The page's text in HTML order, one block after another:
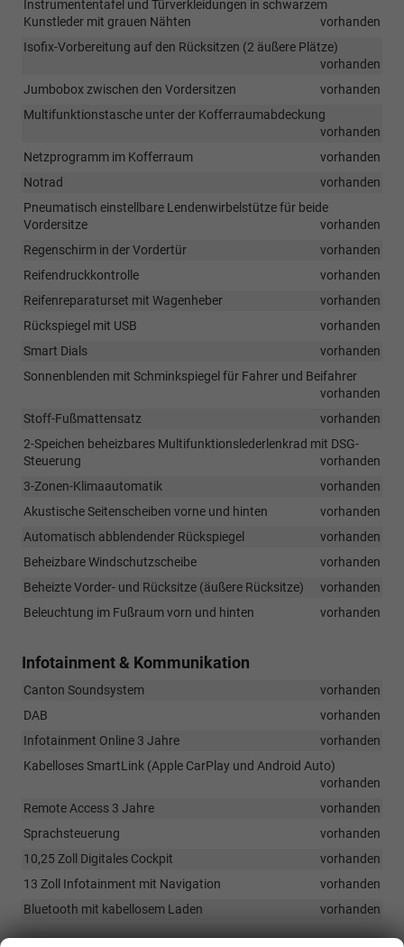
Instrumententafel und Türverkleidungen in schwarzem
Kunstleder mit grauen Nähten
vorhanden
Isofix-Vorbereitung auf den Rücksitzen (2 äußere Plätze)
vorhanden
Jumbobox zwischen den Vordersitzen
vorhanden
Multifunktionstasche unter der Kofferraumabdeckung
vorhanden
Netzprogramm im Kofferraum
vorhanden
Notrad
vorhanden
Pneumatisch einstellbare Lendenwirbelstütze für beide
Vordersitze
vorhanden
Regenschirm in der Vordertür
vorhanden
Reifendruckkontrolle
vorhanden
Reifenreparaturset mit Wagenheber
vorhanden
Rückspiegel mit USB
vorhanden
Smart Dials
vorhanden
Sonnenblenden mit Schminkspiegel für Fahrer und Beifahrer
vorhanden
Stoff-Fußmattensatz
vorhanden
2-Speichen beheizbares Multifunktionslederlenkrad mit DSG-
Steuerung
vorhanden
3-Zonen-Klimaautomatik
vorhanden
Akustische Seitenscheiben vorne und hinten
vorhanden
Automatisch abblendender Rückspiegel
vorhanden
Beheizbare Windschutzscheibe
vorhanden
Beheizte Vorder- und Rücksitze (äußere Rücksitze)
vorhanden
Beleuchtung im Fußraum vorn und hinten
vorhanden
Infotainment & Kommunikation
Canton Soundsystem
vorhanden
DAB
vorhanden
Infotainment Online 3 Jahre
vorhanden
Kabelloses SmartLink (Apple CarPlay und Android Auto)
vorhanden
Remote Access 3 Jahre
vorhanden
Sprachsteuerung
vorhanden
10,25 Zoll Digitales Cockpit
vorhanden
13 Zoll Infotainment mit Navigation
vorhanden
Bluetooth mit kabellosem Laden
vorhanden